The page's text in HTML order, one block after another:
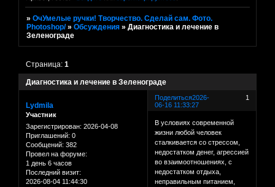
»ОчУмелые ручки! Творчество. Сделай сам. Фото.
Photoshop/ »Обсуждения »Диагностика и лечение в
Зеленограде
Диагностика и лечение в Зеленограде
Страница:1
Поделиться 1
2026-
06-16 11:33:27
Lydmila
Участник
Зарегистрирован: 2026-04-08
Приглашений: 0
Сообщений: 382
Провел на форуме:
1 день 6 часов
Последний визит:
2026-08-04 11:44:30
В условиях современной
жизни любой человек
сталкивается со стрессом,
недостатком денег, агрессией
во взаимоотношениях, с
недостатком отдыха,
неправильным питанием,